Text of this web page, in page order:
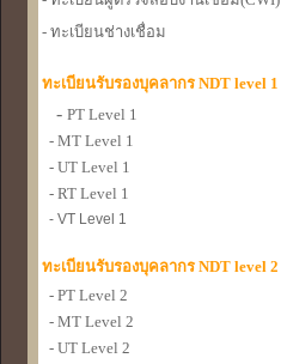
- ทะเบียนช่างเชื่อม
ทะเบียนรับรองบุคลากร NDT level 1
- PT Level 1
- MT Level 1
- UT Level 1
- RT Level 1
- VT Level 1
ทะเบียนรับรองบุคลากร NDT level 2
- PT Level 2
- MT Level 2
- UT Level 2